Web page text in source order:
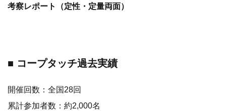
考察レポート（定性・定量両面）
■ コープタッチ過去実績
開催回数：全国28回
累計参加者数：約2,000名